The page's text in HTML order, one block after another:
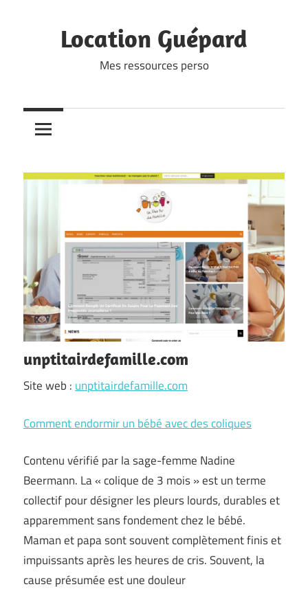
Location Guépard
Mes ressources perso
unptitairdefamille.com
Site web : unptitairdefamille.com
Comment endormir un bébé avec des coliques
Contenu vérifié par la sage-femme Nadine
Beermann. La « colique de 3 mois » est un terme
collectif pour désigner les pleurs lourds, durables et
apparemment sans fondement chez le bébé.
Maman et papa sont souvent complètement finis et
impuissants après les heures de cris. Souvent, la
cause présumée est une douleur